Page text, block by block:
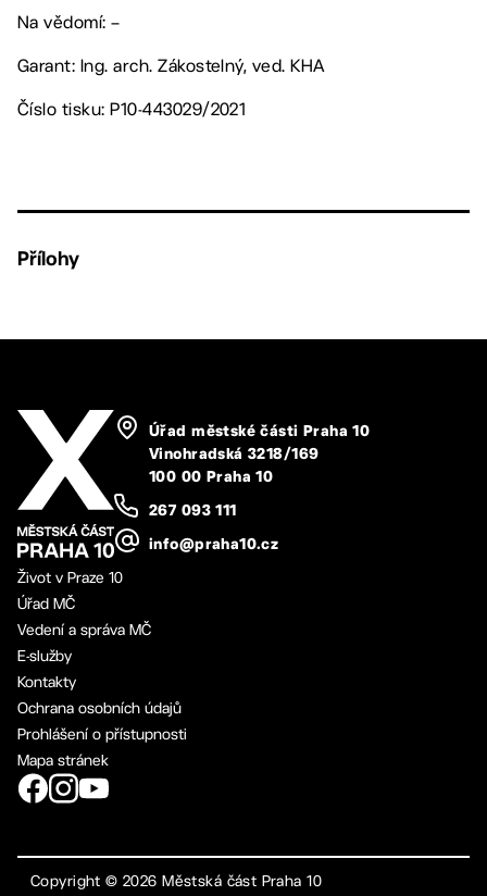
Na vědomí: –
Garant: Ing. arch. Zákostelný, ved. KHA
Číslo tisku: P10-443029/2021
Přílohy
Úřad městské části Praha 10
Vinohradská 3218/169
100 00 Praha 10
267 093 111
info@praha10.cz
Život v Praze 10
Úřad MČ
Vedení a správa MČ
E-služby
Kontakty
Ochrana osobních údajů
Prohlášení o přístupnosti
Mapa stránek
Copyright ©2026 Městská část Praha 10